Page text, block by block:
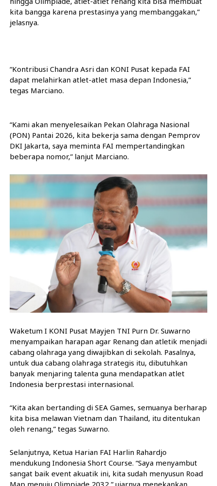
kita bangga karena prestasinya yang membanggakan,”
jelasnya.
“Kontribusi Chandra Asri dan KONI Pusat kepada FAI
dapat melahirkan atlet-atlet masa depan Indonesia,”
tegas Marciano.
“Kami akan menyelesaikan Pekan Olahraga Nasional
(PON) Pantai 2026, kita bekerja sama dengan Pemprov
DKI Jakarta, saya meminta FAI mempertandingkan
beberapa nomor,” lanjut Marciano.
Waketum I KONI Pusat Mayjen TNI Purn Dr. Suwarno
menyampaikan harapan agar Renang dan atletik menjadi
cabang olahraga yang diwajibkan di sekolah. Pasalnya,
untuk dua cabang olahraga strategis itu, dibutuhkan
banyak menjaring talenta guna mendapatkan atlet
Indonesia berprestasi internasional.
“Kita akan bertanding di SEA Games, semuanya berharap
kita bisa melawan Vietnam dan Thailand, itu ditentukan
oleh renang,” tegas Suwarno.
Selanjutnya, Ketua Harian FAI Harlin Rahardjo
mendukung Indonesia Short Course. “Saya menyambut
sangat baik event akuatik ini, kita sudah menyusun Road